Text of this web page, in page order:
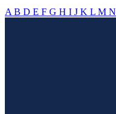
A B D E F G H I J K L M N